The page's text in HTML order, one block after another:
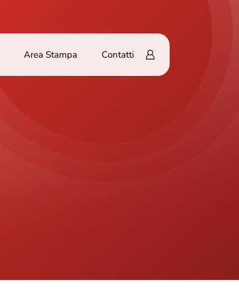
Area Stampa Contatti